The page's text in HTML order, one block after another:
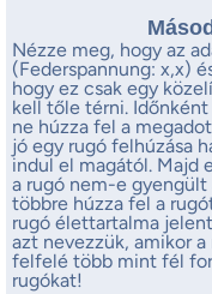
Nézze meg, hogy az
(Federspannung: x,x)
hogy ez csak egy
kell tőle térni.
ne húzza fel a
jó egy rugó felhúzása
indul el magától. Majd
a rugó nem-e
többre húzza fel a
rugó élettartalma
azt nevezzük, amikor
felfelé több mint fél
rugókat!